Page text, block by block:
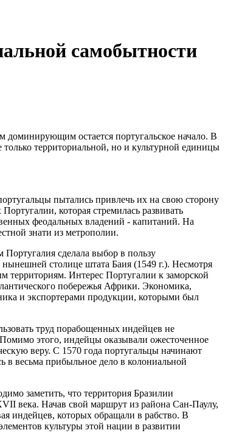
самобытности
доминирующим остается португальское начало. В
территориальной, но и культурной единицы
пытались привлечь их на свою сторону
которая стремилась развивать
феодальных владений - капитаний. На
знати из метрополии.
сделала выбор в пользу
нынешней столице штата Баия (1549 г.). Несмотря
территориям. Интерес Португалии к заморской
побережья Африки. Экономика,
и экспортерами продукции, которыми был
труд порабощенных индейцев не
этого, индейцы оказывали ожесточенное
веру. С 1570 года португальцы начинают
в весьма прибыльное дело в колониальной
заметить, что территория Бразилии
века. Начав свой маршрут из района Сан-Паулу,
индейцев, которых обращали в рабство. В
культуры этой нации в развитии